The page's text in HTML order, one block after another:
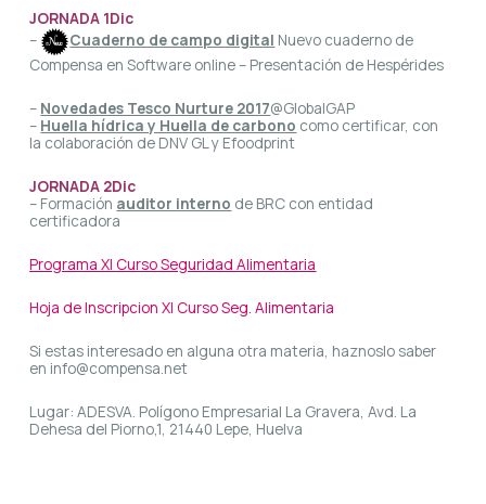
JORNADA 1Dic
–
Cuaderno de campo digital Nuevo cuaderno de
Compensa en Software online – Presentación de Hespérides
– Novedades Tesco Nurture 2017@GlobalGAP
– Huella hídrica y Huella de carbono como certificar, con
la colaboración de DNV GL y Efoodprint
JORNADA 2Dic
– Formación auditor interno de BRC con entidad
certificadora
Programa XI Curso Seguridad Alimentaria
Hoja de Inscripcion XI Curso Seg. Alimentaria
Si estas interesado en alguna otra materia, haznoslo saber
en info@compensa.net
Lugar: ADESVA. Polígono Empresarial La Gravera, Avd. La
Dehesa del Piorno,1, 21440 Lepe, Huelva